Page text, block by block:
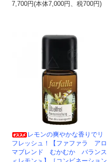
7,700円(本体7,000円、税700円)
レモンの爽やかな香りでリ
フレッシュ！【ファファラ アロ
マブレンド むかむか バランス